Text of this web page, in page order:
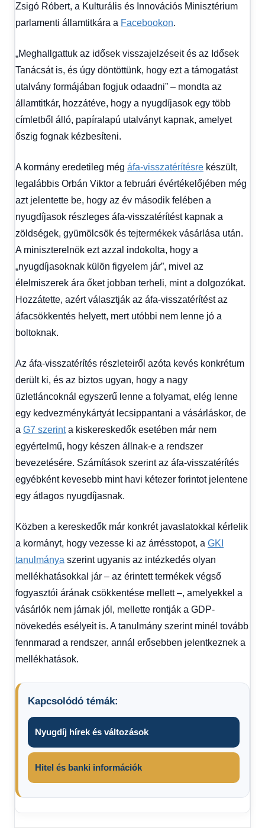
Zsigó Róbert, a Kulturális és Innovációs Minisztérium
parlamenti államtitkára a Facebookon.
„Meghallgattuk az idősek visszajelzéseit és az Idősek
Tanácsát is, és úgy döntöttünk, hogy ezt a támogatást
utalvány formájában fogjuk odaadni” – mondta az
államtitkár, hozzátéve, hogy a nyugdíjasok egy több
címletből álló, papíralapú utalványt kapnak, amelyet
őszig fognak kézbesíteni.
A kormány eredetileg még áfa-visszatérítésre készült,
legalábbis Orbán Viktor a februári évértékelőjében még
azt jelentette be, hogy az év második felében a
nyugdíjasok részleges áfa-visszatérítést kapnak a
zöldségek, gyümölcsök és tejtermékek vásárlása után.
A miniszterelnök ezt azzal indokolta, hogy a
„nyugdíjasoknak külön figyelem jár”, mivel az
élelmiszerek ára őket jobban terheli, mint a dolgozókat.
Hozzátette, azért választják az áfa-visszatérítést az
áfacsökkentés helyett, mert utóbbi nem lenne jó a
boltoknak.
Az áfa-visszatérítés részleteiről azóta kevés konkrétum
derült ki, és az biztos ugyan, hogy a nagy
üzletláncoknál egyszerű lenne a folyamat, elég lenne
egy kedvezménykártyát lecsippantani a vásárláskor, de
a G7 szerinta kiskereskedők esetében már nem
egyértelmű, hogy készen állnak-e a rendszer
bevezetésére. Számítások szerint az áfa-visszatérítés
egyébként kevesebb mint havi kétezer forintot jelentene
egy átlagos nyugdíjasnak.
Közben a kereskedők már konkrét javaslatokkal kérlelik
a kormányt, hogy vezesse ki az árrésstopot, a GKI
tanulmánya szerint ugyanis az intézkedés olyan
mellékhatásokkal jár – az érintett termékek végső
fogyasztói árának csökkentése mellett –, amelyekkel a
vásárlók nem járnak jól, mellette rontják a GDP-
növekedés esélyeit is. A tanulmány szerint minél tovább
fennmarad a rendszer, annál erősebben jelentkeznek a
mellékhatások.
Kapcsolódó témák:
Nyugdíj hírek és változások
Hitel és banki információk